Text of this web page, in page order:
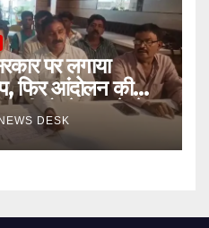
पर लगाया
फिर आंदोलन की
पड़ी तो जेल जाने से
NEWS DESK